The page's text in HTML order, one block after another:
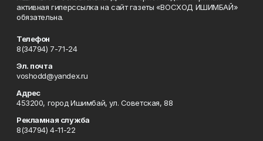
активная гиперссылка на сайт газеты «ВОСХОД ИШИМБАЙ»
обязательна.
Телефон
8(34794) 7-71-24
Эл. почта
voshodd@yandex.ru
Адрес
453200, город Ишимбай, ул. Советская, 88
Рекламная служба
8(34794) 4-11-22